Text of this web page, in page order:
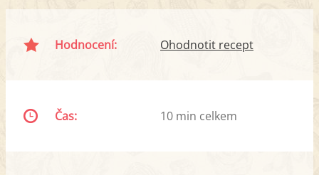
Hodnocení: Ohodnotit recept
Čas: 10 min celkem